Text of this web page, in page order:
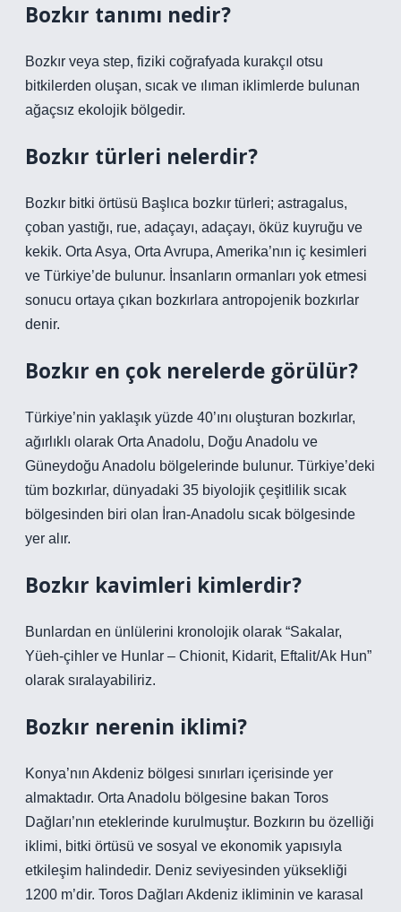
Bozkır tanımı nedir?
Bozkır veya step, fiziki coğrafyada kurakçıl otsu
bitkilerden oluşan, sıcak ve ılıman iklimlerde bulunan
ağaçsız ekolojik bölgedir.
Bozkır türleri nelerdir?
Bozkır bitki örtüsü Başlıca bozkır türleri; astragalus,
çoban yastığı, rue, adaçayı, adaçayı, öküz kuyruğu ve
kekik. Orta Asya, Orta Avrupa, Amerika’nın iç kesimleri
ve Türkiye’de bulunur. İnsanların ormanları yok etmesi
sonucu ortaya çıkan bozkırlara antropojenik bozkırlar
denir.
Bozkır en çok nerelerde görülür?
Türkiye’nin yaklaşık yüzde 40’ını oluşturan bozkırlar,
ağırlıklı olarak Orta Anadolu, Doğu Anadolu ve
Güneydoğu Anadolu bölgelerinde bulunur. Türkiye’deki
tüm bozkırlar, dünyadaki 35 biyolojik çeşitlilik sıcak
bölgesinden biri olan İran-Anadolu sıcak bölgesinde
yer alır.
Bozkır kavimleri kimlerdir?
Bunlardan en ünlülerini kronolojik olarak “Sakalar,
Yüeh-çihler ve Hunlar – Chionit, Kidarit, Eftalit/Ak Hun”
olarak sıralayabiliriz.
Bozkır nerenin iklimi?
Konya’nın Akdeniz bölgesi sınırları içerisinde yer
almaktadır. Orta Anadolu bölgesine bakan Toros
Dağları’nın eteklerinde kurulmuştur. Bozkırın bu özelliği
iklimi, bitki örtüsü ve sosyal ve ekonomik yapısıyla
etkileşim halindedir. Deniz seviyesinden yüksekliği
1200 m’dir. Toros Dağları Akdeniz ikliminin ve karasal